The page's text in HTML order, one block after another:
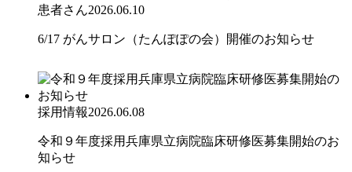
患者さん2026.06.10
6/17 がんサロン（たんぽぽの会）開催のお知らせ
採用情報2026.06.08
令和９年度採用兵庫県立病院臨床研修医募集開始のお
知らせ